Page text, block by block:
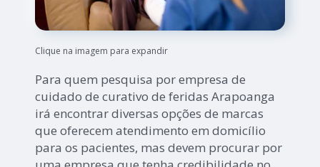
Clique na imagem para expandir
Para quem pesquisa por empresa de
cuidado de curativo de feridas Arapoanga
irá encontrar diversas opções de marcas
que oferecem atendimento em domicílio
para os pacientes, mas devem procurar por